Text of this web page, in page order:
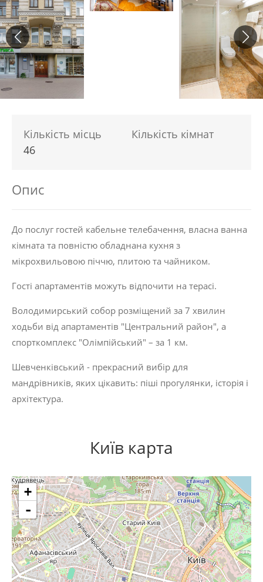
Кількість місць
46
Кількість кімнат
Опис
До послуг гостей кабельне телебачення, власна ванна
кімната та повністю обладнана кухня з
мікрохвильовою піччю, плитою та чайником.
Гості апартаментів можуть відпочити на терасі.
Володимирський собор розміщений за 7 хвилин
ходьби від апартаментів "Центральний район", а
спорткомплекс "Олімпійський" – за 1 км.
Шевченківський - прекрасний вибір для
мандрівників, яких цікавить: піші прогулянки, історія і
архітектура.
Київ карта
+
-